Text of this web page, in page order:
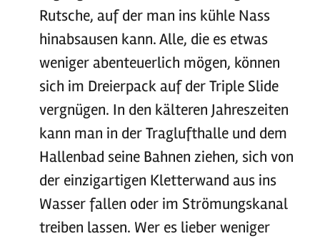
Rutsche, auf der man ins kühle Nass
hinabsausen kann. Alle, die es etwas
weniger abenteuerlich mögen, können
sich im Dreierpack auf der Triple Slide
vergnügen. In den kälteren Jahreszeiten
kann man in der Traglufthalle und dem
Hallenbad seine Bahnen ziehen, sich von
der einzigartigen Kletterwand aus ins
Wasser fallen oder im Strömungskanal
treiben lassen. Wer es lieber weniger